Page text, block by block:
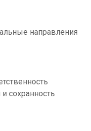
направления
сохранность